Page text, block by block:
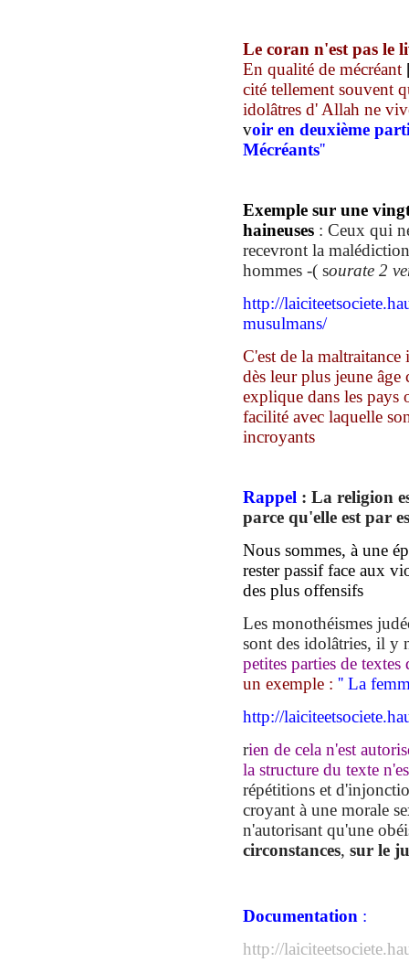
Le coran n'est pas le
En qualité de mécréant
cité tellement souvent
idolâtres d' Allah ne
voir en deuxième
Mécréants''
Exemple sur une
haineuses : Ceux qui
recevront la
hommes -( sourate 2
http://
musulmans/
C'est de la
dès leur plus jeune âge
explique dans les pays
facilité avec laquelle
incroyants
Rappel : La religion
parce qu'elle est par
Nous sommes, à une
rester passif face aux
des plus offensifs
Les monothéismes
sont des idolâtries, il y
petites parties de
un exemple : '' La
http://
rien de cela n'est
la structure du texte
répétitions et
croyant à une morale
n'autorisant qu'une
circonstances, sur le
Documentation :
http://